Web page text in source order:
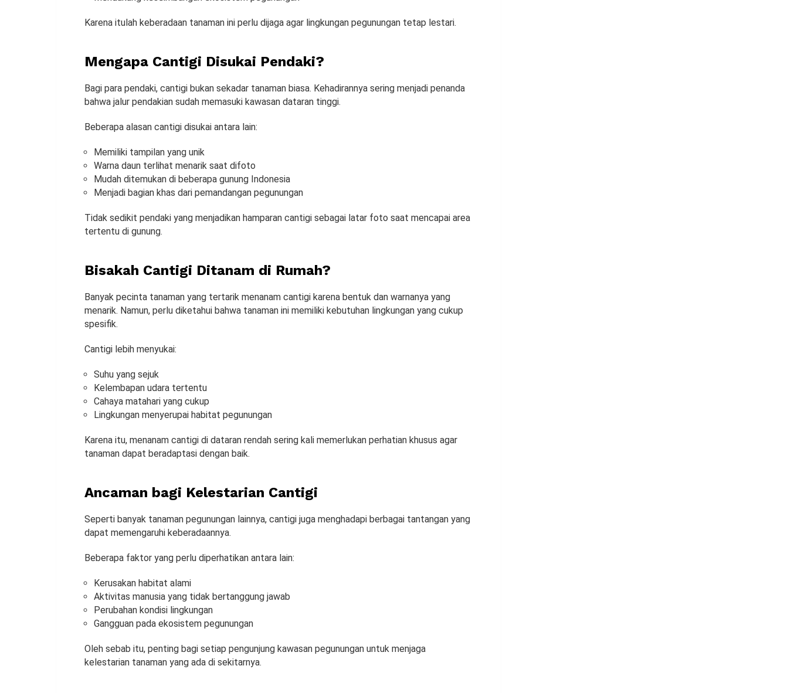
Karena itulah keberadaan tanaman ini perlu dijaga agar lingkungan pegunungan tetap lestari.
Mengapa Cantigi Disukai Pendaki?
Bagi para pendaki, cantigi bukan sekadar tanaman biasa. Kehadirannya sering menjadi penanda
bahwa jalur pendakian sudah memasuki kawasan dataran tinggi.
Beberapa alasan cantigi disukai antara lain:
Memiliki tampilan yang unik
Warna daun terlihat menarik saat difoto
Mudah ditemukan di beberapa gunung Indonesia
Menjadi bagian khas dari pemandangan pegunungan
Tidak sedikit pendaki yang menjadikan hamparan cantigi sebagai latar foto saat mencapai area
tertentu di gunung.
Bisakah Cantigi Ditanam di Rumah?
Banyak pecinta tanaman yang tertarik menanam cantigi karena bentuk dan warnanya yang
menarik. Namun, perlu diketahui bahwa tanaman ini memiliki kebutuhan lingkungan yang cukup
spesifik.
Cantigi lebih menyukai:
Suhu yang sejuk
Kelembapan udara tertentu
Cahaya matahari yang cukup
Lingkungan menyerupai habitat pegunungan
Karena itu, menanam cantigi di dataran rendah sering kali memerlukan perhatian khusus agar
tanaman dapat beradaptasi dengan baik.
Ancaman bagi Kelestarian Cantigi
Seperti banyak tanaman pegunungan lainnya, cantigi juga menghadapi berbagai tantangan yang
dapat memengaruhi keberadaannya.
Beberapa faktor yang perlu diperhatikan antara lain:
Kerusakan habitat alami
Aktivitas manusia yang tidak bertanggung jawab
Perubahan kondisi lingkungan
Gangguan pada ekosistem pegunungan
Oleh sebab itu, penting bagi setiap pengunjung kawasan pegunungan untuk menjaga
kelestarian tanaman yang ada di sekitarnya.